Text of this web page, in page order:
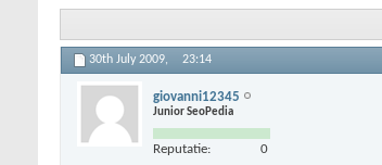
30th July 2009, 23:14
giovanni12345
Junior SeoPedia
Reputatie: 0